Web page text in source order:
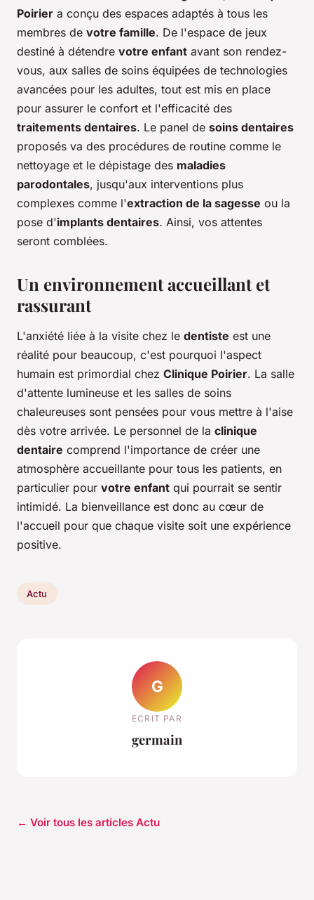
Poirier a conçu des espaces adaptés à tous les
membres de votre famille. De l'espace de jeux
destiné à détendre votre enfant avant son rendez-
vous, aux salles de soins équipées de technologies
avancées pour les adultes, tout est mis en place
pour assurer le confort et l'efficacité des
traitements dentaires. Le panel de soins dentaires
proposés va des procédures de routine comme le
nettoyage et le dépistage des maladies
parodontales, jusqu'aux interventions plus
complexes comme l'extraction de la sagesse ou la
pose d'implants dentaires. Ainsi, vos attentes
seront comblées.
Un environnement accueillant et
rassurant
L'anxiété liée à la visite chez le dentiste est une
réalité pour beaucoup, c'est pourquoi l'aspect
humain est primordial chez Clinique Poirier. La salle
d'attente lumineuse et les salles de soins
chaleureuses sont pensées pour vous mettre à l'aise
dès votre arrivée. Le personnel de la clinique
dentaire comprend l'importance de créer une
atmosphère accueillante pour tous les patients, en
particulier pour votre enfant qui pourrait se sentir
intimidé. La bienveillance est donc au cœur de
l'accueil pour que chaque visite soit une expérience
positive.
Actu
G
ECRIT PAR
germain
← Voir tous les articles Actu